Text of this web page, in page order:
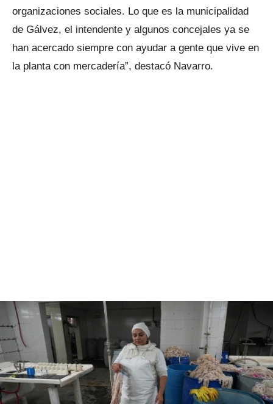
organizaciones sociales. Lo que es la municipalidad
de Gálvez, el intendente y algunos concejales ya se
han acercado siempre con ayudar a gente que vive en
la planta con mercadería”, destacó Navarro.